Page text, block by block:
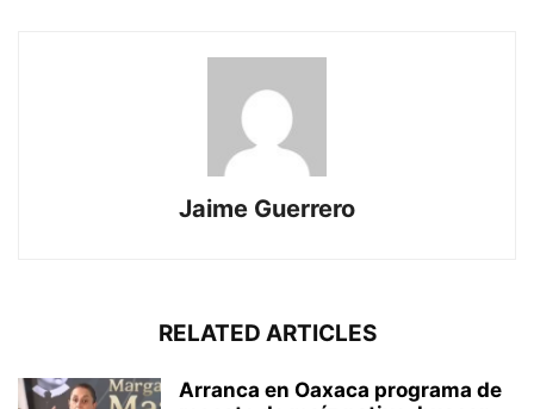
Jaime Guerrero
RELATED ARTICLES
Arranca en Oaxaca programa de